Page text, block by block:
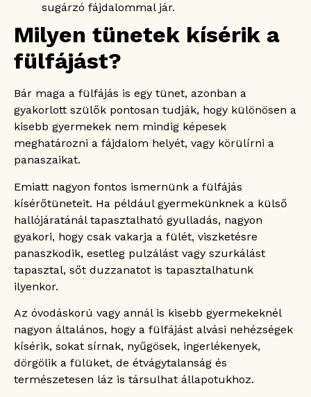
sugárzó fájdalommal jár.
Milyen tünetek kísérik a
fülfájást?
Bár maga a fülfájás is egy tünet, azonban a
gyakorlott szülők pontosan tudják, hogy különösen a
kisebb gyermekek nem mindig képesek
meghatározni a fájdalom helyét, vagy körülírni a
panaszaikat.
Emiatt nagyon fontos ismernünk a fülfájás
kísérőtüneteit. Ha például gyermekünknek a külső
hallójáratánál tapasztalható gyulladás, nagyon
gyakori, hogy csak vakarja a fülét, viszketésre
panaszkodik, esetleg pulzálást vagy szurkálást
tapasztal, sőt duzzanatot is tapasztalhatunk
ilyenkor.
Az óvodáskorú vagy annál is kisebb gyermekeknél
nagyon általános, hogy a fülfájást alvási nehézségek
kísérik, sokat sírnak, nyűgösek, ingerlékenyek,
dörgölik a fülüket, de étvágytalanság és
természetesen láz is társulhat állapotukhoz.